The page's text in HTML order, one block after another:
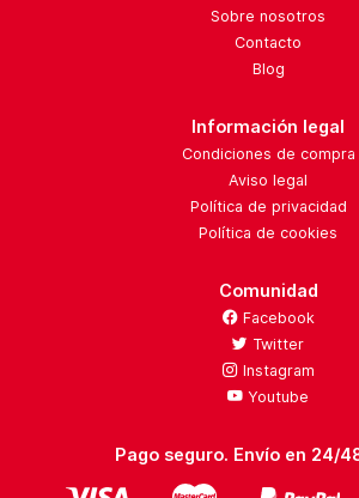
Sobre nosotros
Contacto
Blog
Información legal
Condiciones de compra
Aviso legal
Política de privacidad
Política de cookies
Comunidad
Facebook
Twitter
Instagram
Youtube
Pago seguro. Envío en 24/